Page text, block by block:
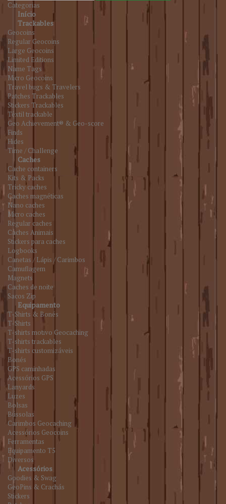
Categorias
Início
Trackables
Geocoins
Regular Geocoins
Large Geocoins
Limited Editions
Name Tags
Micro Geocoins
Travel bugs & Travelers
Patches Trackables
Stickers Trackables
Têxtil trackable
Geo Achievement® & Geo-score
Finds
Hides
Time / Challenge
Caches
Cache containers
Kits & Packs
Tricky caches
Caches magnéticas
Nano caches
Micro caches
Regular caches
Caches Animais
Stickers para caches
Logbooks
Canetas / Lápis / Carimbos
Camuflagem
Magnets
Caches de noite
Sacos Zip
Equipamento
T-Shirts & Bonés
T-Shirts
T-shirts motivo Geocaching
T-shirts trackables
T-shirts customizáveis
Bonés
GPS caminhadas
Acessórios GPS
Lanyards
Luzes
Bolsas
Bússolas
Carimbos Geocaching
Acessórios Geocoins
Ferramentas
Equipamento T5
Diversos
Acessórios
Goodies & Swag
GeoPins & Crachás
Stickers